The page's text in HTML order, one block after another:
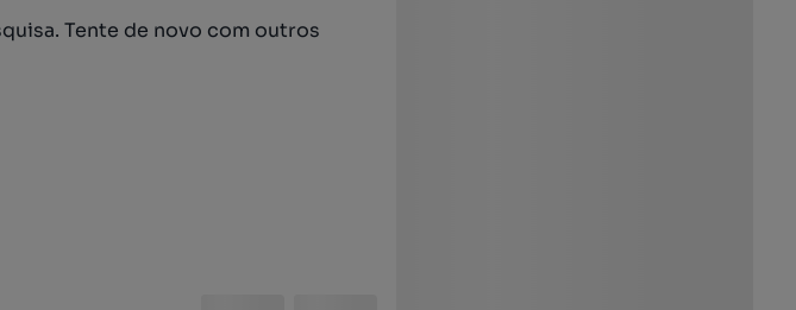
Tente de novo com outros